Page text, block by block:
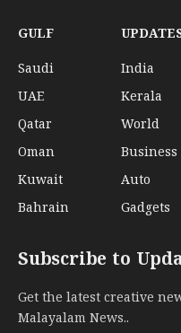
GULF
Saudi
UAE
Qatar
Oman
Kuwait
Bahrain
India
Kerala
World
Business
Auto
Gadgets
Subscribe to
Get the latest creative
Malayalam News..